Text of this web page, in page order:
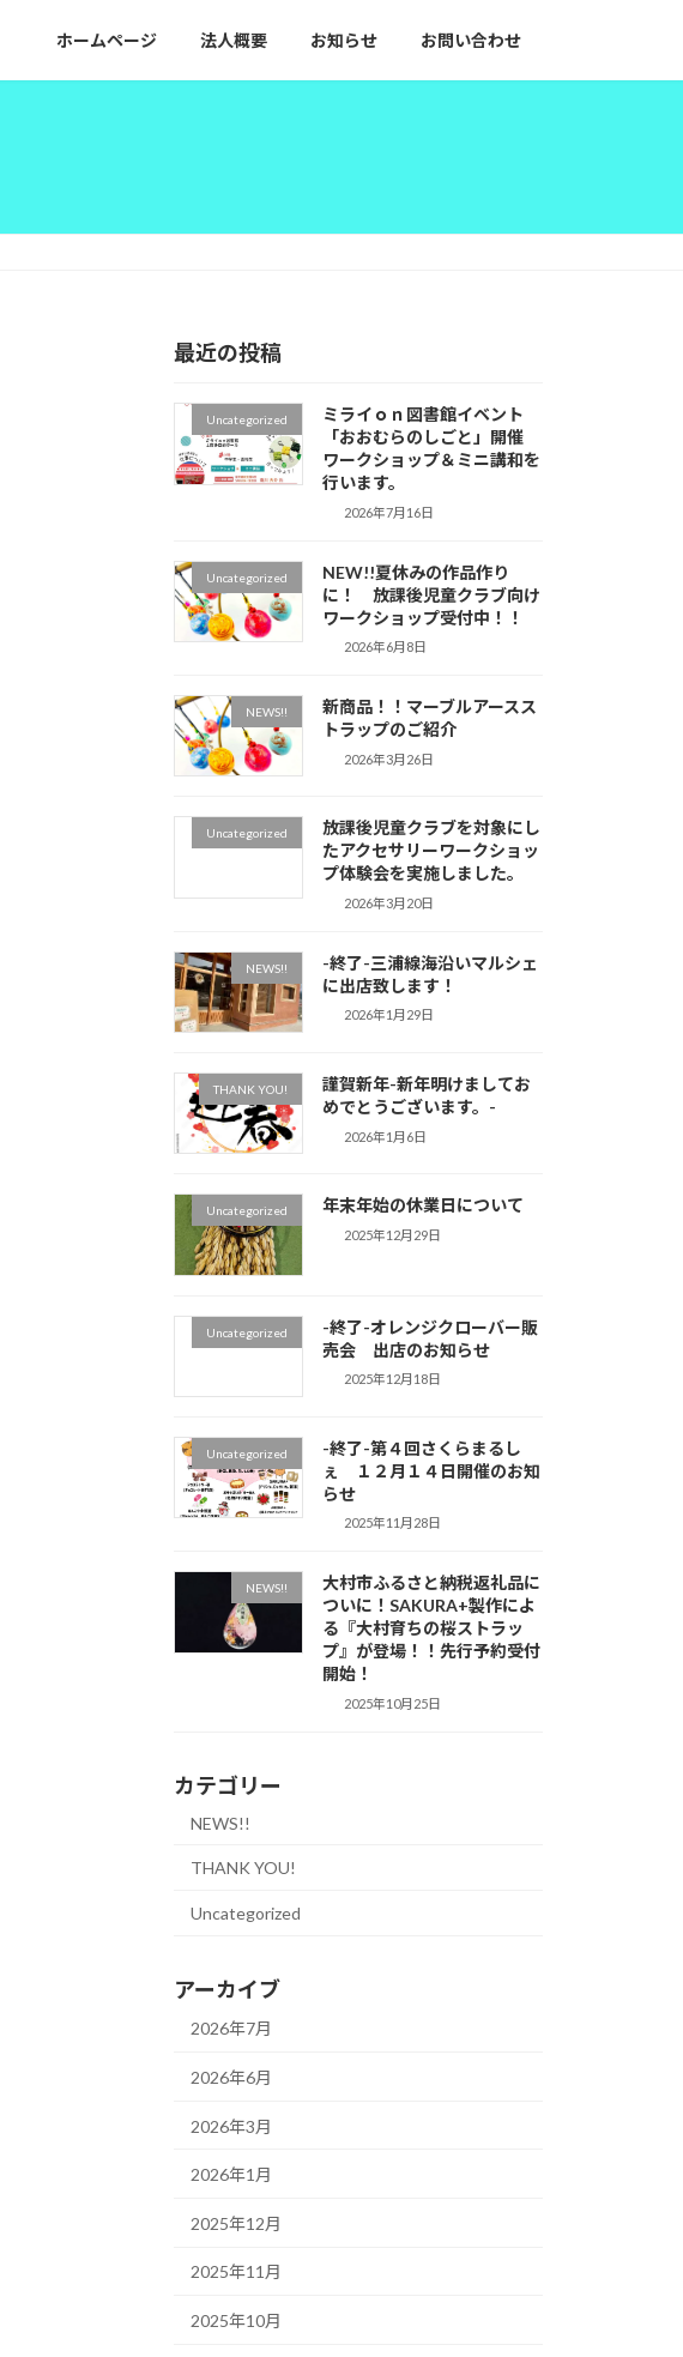
ホームページ 法人概要 お知らせ お問い合わせ
最近の投稿
Uncategorized
ミライｏｎ図書館イベント
「おおむらのしごと」開催
ワークショップ＆ミニ講和を
行います。
2026年7月16日
Uncategorized
NEW!!夏休みの作品作り
に！ 放課後児童クラブ向け
ワークショップ受付中！！
2026年6月8日
NEWS!!
新商品！！マーブルアースス
トラップのご紹介
2026年3月26日
Uncategorized
放課後児童クラブを対象にし
たアクセサリーワークショッ
プ体験会を実施しました。
2026年3月20日
NEWS!!
-終了-三浦線海沿いマルシェ
に出店致します！
2026年1月29日
THANK YOU!
謹賀新年-新年明けましてお
めでとうございます。-
2026年1月6日
Uncategorized 年末年始の休業日について
2025年12月29日
Uncategorized
-終了-オレンジクローバー販
売会 出店のお知らせ
2025年12月18日
Uncategorized
-終了-第４回さくらまるし
ぇ １２月１４日開催のお知
らせ
2025年11月28日
NEWS!!
大村市ふるさと納税返礼品に
ついに！SAKURA+製作によ
る『大村育ちの桜ストラッ
プ』が登場！！先行予約受付
開始！
2025年10月25日
カテゴリー
NEWS!!
THANK YOU!
Uncategorized
アーカイブ
2026年7月
2026年6月
2026年3月
2026年1月
2025年12月
2025年11月
2025年10月